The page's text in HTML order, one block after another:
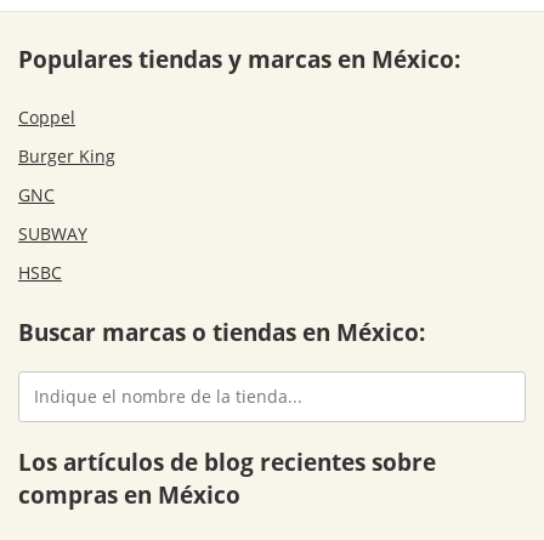
Populares tiendas y marcas en México:
Coppel
Burger King
GNC
SUBWAY
HSBC
Buscar marcas o tiendas en México:
Los artículos de blog recientes sobre
compras en México